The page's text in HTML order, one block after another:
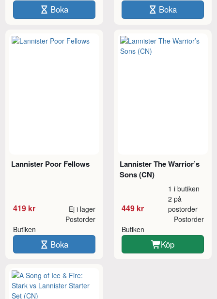
Boka Boka
Lannister Poor Fellows
419 kr Ej i lager
Butiken
Postorder
Boka
Lannister The Warrior’s
Sons (CN)
449 kr
1 i butiken
2 på
postorder
Butiken
Postorder
Köp